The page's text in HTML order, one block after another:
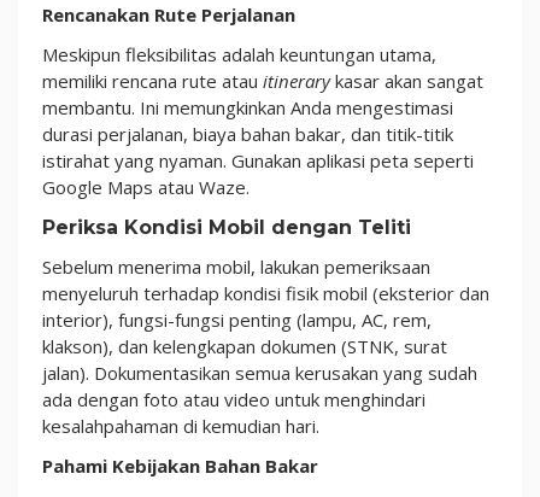
Rencanakan Rute Perjalanan
Meskipun fleksibilitas adalah keuntungan utama,
memiliki rencana rute atau itinerarykasar akan sangat
membantu. Ini memungkinkan Anda mengestimasi
durasi perjalanan, biaya bahan bakar, dan titik-titik
istirahat yang nyaman. Gunakan aplikasi peta seperti
Google Maps atau Waze.
Periksa Kondisi Mobil dengan Teliti
Sebelum menerima mobil, lakukan pemeriksaan
menyeluruh terhadap kondisi fisik mobil (eksterior dan
interior), fungsi-fungsi penting (lampu, AC, rem,
klakson), dan kelengkapan dokumen (STNK, surat
jalan). Dokumentasikan semua kerusakan yang sudah
ada dengan foto atau video untuk menghindari
kesalahpahaman di kemudian hari.
Pahami Kebijakan Bahan Bakar